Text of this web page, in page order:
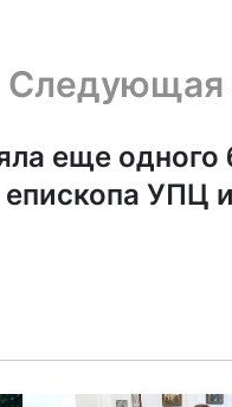
Следующая
еще одного
епископа УПЦ